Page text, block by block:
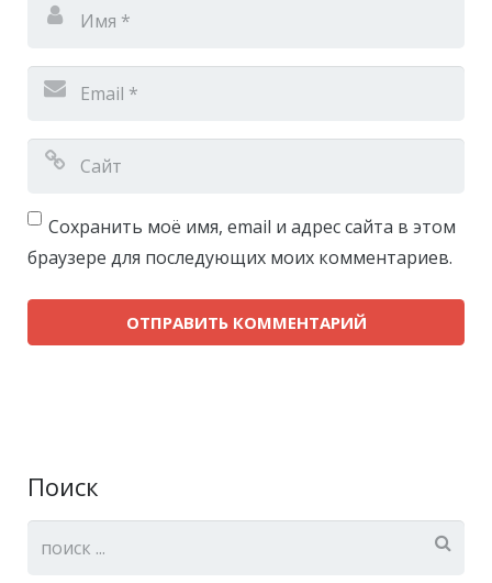
Сохранить моё имя, email и адрес сайта в этом
браузере для последующих моих комментариев.
Поиск